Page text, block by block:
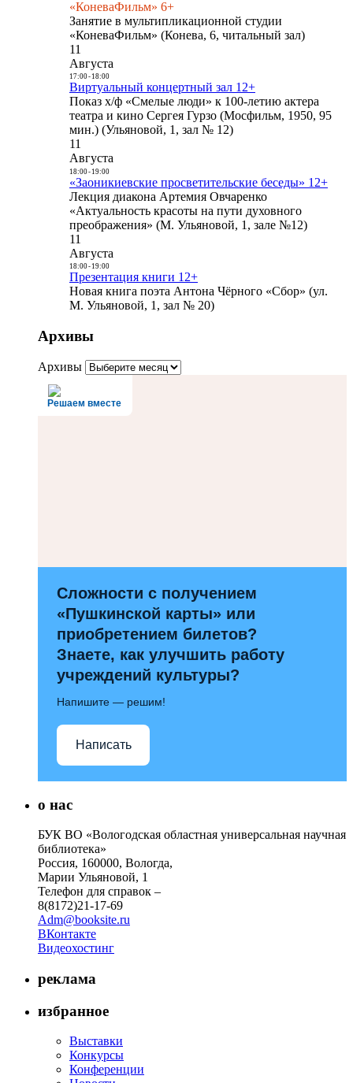
«КоневаФильм» 6+
Занятие в мультипликационной студии
«КоневаФильм» (Конева, 6, читальный зал)
11
Августа
17:00- 18:00
Виртуальный концертный зал 12+
Показ х/ф «Смелые люди» к 100-летию актера
театра и кино Сергея Гурзо (Мосфильм, 1950, 95
мин.) (Ульяновой, 1, зал № 12)
11
Августа
18:00- 19:00
«Заоникиевские просветительские беседы» 12+
Лекция диакона Артемия Овчаренко
«Актуальность красоты на пути духовного
преображения» (М. Ульяновой, 1, зале №12)
11
Августа
18:00- 19:00
Презентация книги 12+
Новая книга поэта Антона Чёрного «Сбор» (ул.
М. Ульяновой, 1, зал № 20)
Архивы
Архивы
Решаем вместе
Сложности с получением
«Пушкинской карты» или
приобретением билетов?
Знаете, как улучшить работу
учреждений культуры?
Напишите — решим!
Написать
о нас
БУК ВО «Вологодская областная универсальная научная
библиотека»
Россия, 160000, Вологда,
Марии Ульяновой, 1
Телефон для справок –
8(8172)21-17-69
Adm@booksite.ru
ВКонтакте
Видеохостинг
реклама
избранное
Выставки
Конкурсы
Конференции